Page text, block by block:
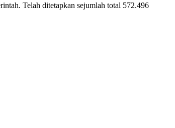
Telah ditetapkan sejumlah total 572.496